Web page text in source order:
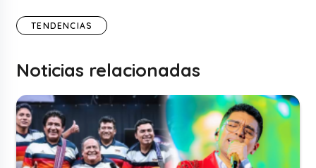
TENDENCIAS
Noticias relacionadas